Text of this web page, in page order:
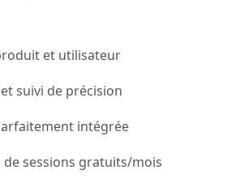
et utilisateur
suivi de précision
intégrée
de sessions gratuits/mois